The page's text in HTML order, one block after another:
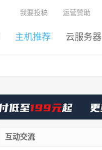
主机推荐 云服务器
我要投稿 运营赞助
互动交流